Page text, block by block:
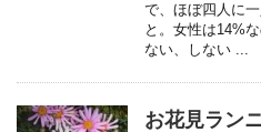
で、ほぼ四人に
と。女性は14%
ない、しない ...
お花見ラン